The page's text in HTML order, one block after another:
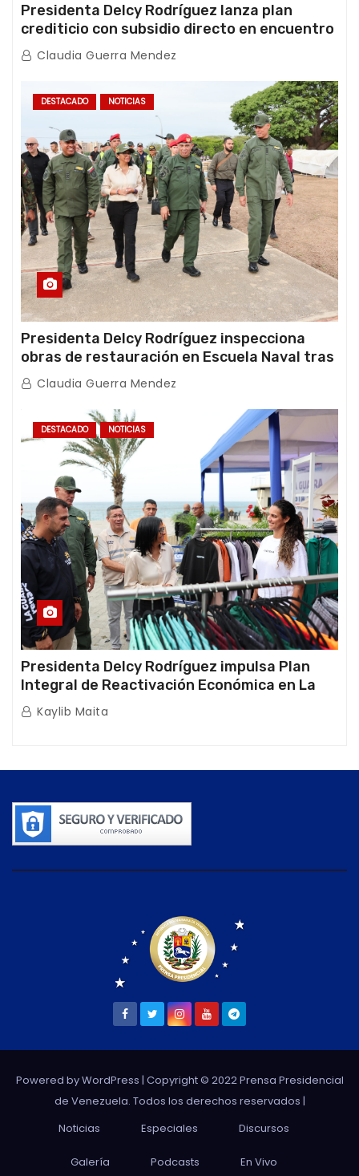
Presidenta Delcy Rodríguez lanza plan
crediticio con subsidio directo en encuentro
con Juntas de Condominio
Claudia Guerra Mendez
DESTACADO NOTICIAS
Presidenta Delcy Rodríguez inspecciona
obras de restauración en Escuela Naval tras
afectaciones sísmicas en La Guaira
Claudia Guerra Mendez
DESTACADO NOTICIAS
Presidenta Delcy Rodríguez impulsa Plan
Integral de Reactivación Económica en La
Guaira
Kaylib Maita
Powered by WordPress | Copyright © 2022 Prensa Presidencial
de Venezuela. Todos los derechos reservados |
Noticias
Especiales Discursos
Galería Podcasts En Vivo